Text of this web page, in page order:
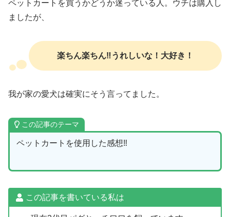
ペットカートを買うかどうか迷っている人。ウチは購入し
ましたが、
楽ちん楽ちん‼︎うれしいな！大好き！
我が家の愛犬は確実にそう言ってました。
この記事のテーマ
ペットカートを使用した感想‼︎
この記事を書いている私は